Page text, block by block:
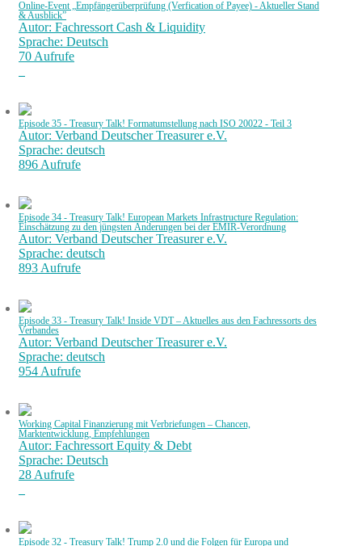
Online-Event „Empfängerüberprüfung (Verfication of Payee) - Aktueller Stand
& Ausblick”
Autor: Fachressort Cash & Liquidity
Sprache: Deutsch
70 Aufrufe
Episode 35 - Treasury Talk! Formatumstellung nach ISO 20022 - Teil 3
Autor: Verband Deutscher Treasurer e.V.
Sprache: deutsch
896 Aufrufe
Episode 34 - Treasury Talk! European Markets Infrastructure Regulation:
Einschätzung zu den jüngsten Änderungen bei der EMIR-Verordnung
Autor: Verband Deutscher Treasurer e.V.
Sprache: deutsch
893 Aufrufe
Episode 33 - Treasury Talk! Inside VDT – Aktuelles aus den Fachressorts des
Verbandes
Autor: Verband Deutscher Treasurer e.V.
Sprache: deutsch
954 Aufrufe
Working Capital Finanzierung mit Verbriefungen – Chancen,
Marktentwicklung, Empfehlungen
Autor: Fachressort Equity & Debt
Sprache: Deutsch
28 Aufrufe
Episode 32 - Treasury Talk! Trump 2.0 und die Folgen für Europa und